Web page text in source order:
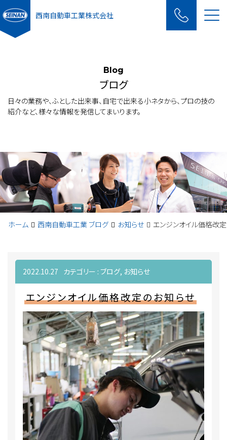
西南自動車工業株式会社
Blog
ブログ
日々の業務や、ふとした出来事、自宅で出来る小ネタから、プロの技の
紹介など、様々な情報を発信してまいります。
ホーム 西南自動車工業 ブログ お知らせ エンジンオイル価格改
2022.10.27 カテゴリー : ブログ, お知らせ
エンジンオイル価格改定のお知らせ